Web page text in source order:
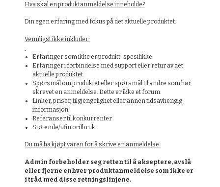
Hva skal en produktanmeldelse inneholde?
Din egen erfaring med fokus på det aktuelle produktet.
Vennligst ikke inkluder:
Erfaringer som ikke er produkt-spesifikke.
Erfaringer i forbindelse med support eller retur av det
aktuelle produktet.
Spørsmål om produktet eller spørsmål til andre som har
skrevet en anmeldelse. Dette er ikke et forum.
Linker, priser, tilgjengelighet eller annen tidsavhengig
informasjon.
Referanser til konkurrenter
Støtende/ufin ordbruk.
Du må ha kjøpt varen for å skrive en anmeldelse.
Admin forbeholder seg retten til å akseptere, avslå
eller fjerne enhver produktanmeldelse som ikke er
i tråd med disse retningslinjene.